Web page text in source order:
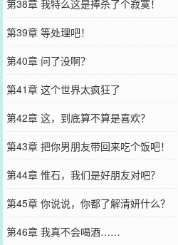
第38章 我特么这是捧杀了个寂寞！
第39章 等处理吧！
第40章 问了没啊？
第41章 这个世界太疯狂了
第42章 这，到底算不算是喜欢？
第43章 把你男朋友带回来吃个饭吧！
第44章 惟石，我们是好朋友对吧？
第45章 你说说，你都了解清妍什么？
第46章 我真不会喝酒……